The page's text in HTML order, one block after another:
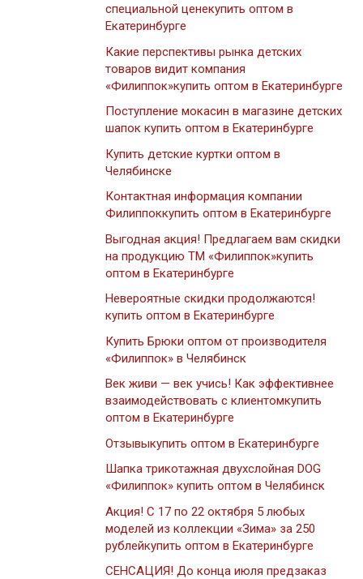
специальной ценекупить оптом в
Екатеринбурге
Какие перспективы рынка детских
товаров видит компания
«Филиппок»купить оптом в Екатеринбурге
Поступление мокасин в магазине детских
шапок купить оптом в Екатеринбурге
Купить детские куртки оптом в
Челябинске
Контактная информация компании
Филиппоккупить оптом в Екатеринбурге
Выгодная акция! Предлагаем вам скидки
на продукцию ТМ «Филиппок»купить
оптом в Екатеринбурге
Невероятные скидки продолжаются!
купить оптом в Екатеринбурге
Купить Брюки оптом от производителя
«Филиппок» в Челябинск
Век живи — век учись! Как эффективнее
взаимодействовать с клиентомкупить
оптом в Екатеринбурге
Отзывыкупить оптом в Екатеринбурге
Шапка трикотажная двухслойная DOG
«Филиппок» купить оптом в Челябинск
Акция! С 17 по 22 октября 5 любых
моделей из коллекции «Зима» за 250
рублейкупить оптом в Екатеринбурге
СЕНСАЦИЯ! До конца июля предзаказ